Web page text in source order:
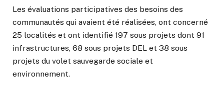
Les évaluations participatives des besoins des
communautés qui avaient été réalisées, ont concerné
25 localités et ont identifié 197 sous projets dont 91
infrastructures, 68 sous projets DEL et 38 sous
projets du volet sauvegarde sociale et
environnement.